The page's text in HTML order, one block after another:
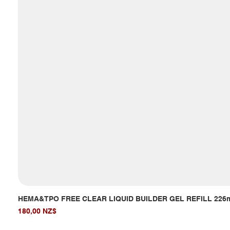
HEMA&TPO FREE CLEAR LIQUID BUILDER GEL REFILL
Giá
180,00 NZ$